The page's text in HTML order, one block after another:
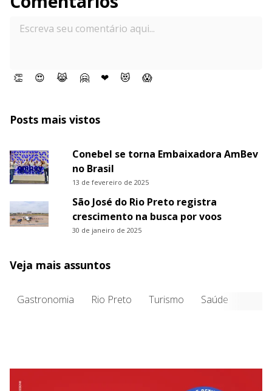
👏 😍 😹 🤗 ❤ 😻 😱
Posts mais vistos
Conebel se torna Embaixadora AmBev
no Brasil
13 de fevereiro de 2025
São José do Rio Preto registra
crescimento na busca por voos
30 de janeiro de 2025
Veja mais assuntos
Gastronomia Rio Preto Turismo Saúde